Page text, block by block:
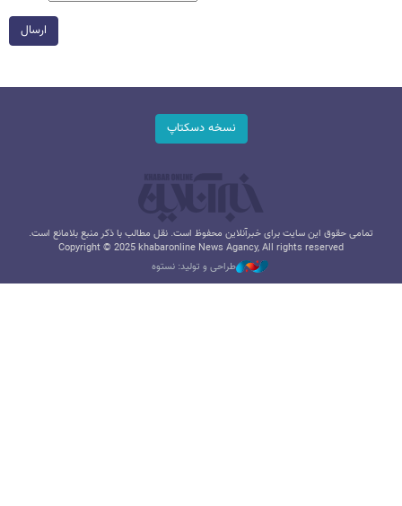
ارسال
نسخه دسکتاپ
تمامی حقوق این سایت برای خبرآنلاین محفوظ است. نقل مطالب با ذکر منبع بلامانع است.
Copyright © 2025 khabaronline News Agancy, All rights reserved
طراحی و تولید: نستوه